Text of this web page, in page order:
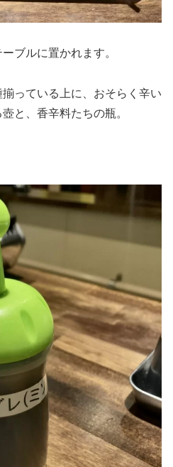
ブルに置かれます。
っている上に、おそらく辛い
と、香辛料たちの瓶。